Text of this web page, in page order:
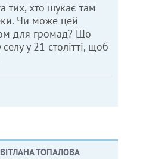
тих, хто шукає там
Чи може цей
для громад? Що
у 21 столітті, щоб
ТОПАЛОВА